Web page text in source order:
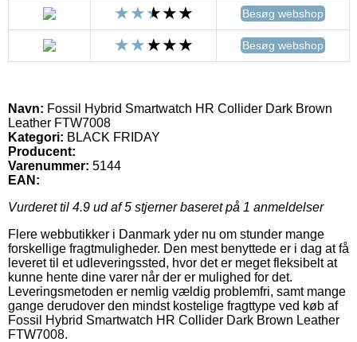
Besøg webshop
Besøg webshop
Navn: Fossil Hybrid Smartwatch HR Collider Dark Brown
Leather FTW7008
Kategori: BLACK FRIDAY
Producent:
Varenummer: 5144
EAN:
Vurderet til 4.9 ud af 5 stjerner baseret på 1 anmeldelser
Flere webbutikker i Danmark yder nu om stunder mange
forskellige fragtmuligheder. Den mest benyttede er i dag at få
leveret til et udleveringssted, hvor det er meget fleksibelt at
kunne hente dine varer når der er mulighed for det.
Leveringsmetoden er nemlig vældig problemfri, samt mange
gange derudover den mindst kostelige fragttype ved køb af
Fossil Hybrid Smartwatch HR Collider Dark Brown Leather
FTW7008.